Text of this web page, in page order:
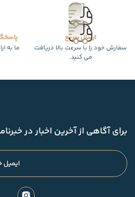
ارسال سریع
سفارش خود را با سرعت بالا دریافت
می کنید.
پاسخگویی
ما به
برای آگاهی از آخرین اخبار در